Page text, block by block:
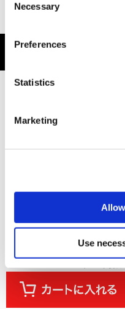
Selection
Necessary
Preferences
Statistics
Marketing
Use
ねんどろいど リオレウス